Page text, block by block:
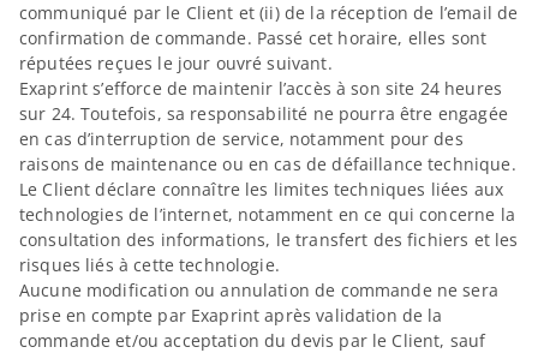
communiqué par le Client et (ii) de la réception de l’email de
confirmation de commande. Passé cet horaire, elles sont
réputées reçues le jour ouvré suivant.
Exaprint s’efforce de maintenir l’accès à son site 24 heures
sur 24. Toutefois, sa responsabilité ne pourra être engagée
en cas d’interruption de service, notamment pour des
raisons de maintenance ou en cas de défaillance technique.
Le Client déclare connaître les limites techniques liées aux
technologies de l’internet, notamment en ce qui concerne la
consultation des informations, le transfert des fichiers et les
risques liés à cette technologie.
Aucune modification ou annulation de commande ne sera
prise en compte par Exaprint après validation de la
commande et/ou acceptation du devis par le Client, sauf